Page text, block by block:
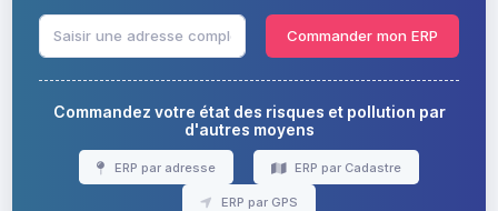
Commander mon ERP
Commandez votre état des risques et pollution par
d'autres moyens
ERP par adresse ERP par Cadastre
ERP par GPS